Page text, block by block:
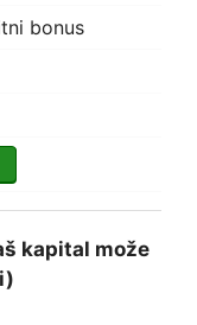
bonus
kapital može